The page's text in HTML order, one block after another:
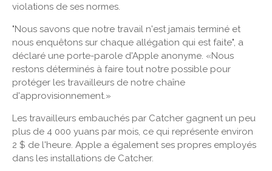
violations de ses normes.
"Nous savons que notre travail n'est jamais terminé et
nous enquêtons sur chaque allégation qui est faite", a
déclaré une porte-parole d'Apple anonyme. «Nous
restons déterminés à faire tout notre possible pour
protéger les travailleurs de notre chaîne
d'approvisionnement.»
Les travailleurs embauchés par Catcher gagnent un peu
plus de 4 000 yuans par mois, ce qui représente environ
2 $ de l'heure. Apple a également ses propres employés
dans les installations de Catcher.